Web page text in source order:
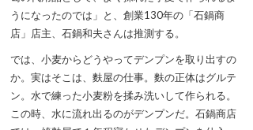
うになったのでは」と、創業130年の「石鍋商
店」店主、石鍋和夫さんは推測する。
では、小麦からどうやってデンプンを取り出すの
か。実はそこは、麩屋の仕事。麩の正体はグルテ
ン。水で練った小麦粉を揉み洗いして作られる。
この時、水に流れ出るのがデンプンだ。石鍋商店